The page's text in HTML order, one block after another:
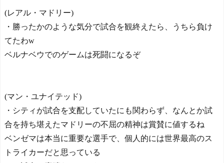
(レアル・マドリー)
・勝ったかのような気分で試合を観終えたら、うちら負け
てたわw
ベルナベウでのゲームは死闘になるぞ
(マン・ユナイテッド)
・シティが試合を支配していたにも関わらず、なんとか試
合を持ち堪えたマドリーの不屈の精神は賞賛に値するね
ベンゼマは本当に重要な選手で、個人的には世界最高のス
トライカーだと思っている